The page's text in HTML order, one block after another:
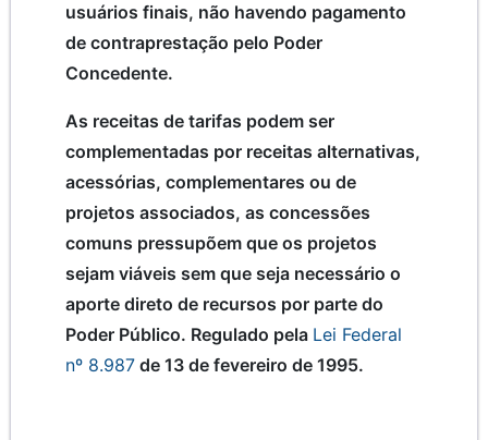
usuários finais, não havendo pagamento
de contraprestação pelo Poder
Concedente.
As receitas de tarifas podem ser
complementadas por receitas alternativas,
acessórias, complementares ou de
projetos associados, as concessões
comuns pressupõem que os projetos
sejam viáveis sem que seja necessário o
aporte direto de recursos por parte do
Poder Público. Regulado pela Lei Federal
nº 8.987 de 13 de fevereiro de 1995.